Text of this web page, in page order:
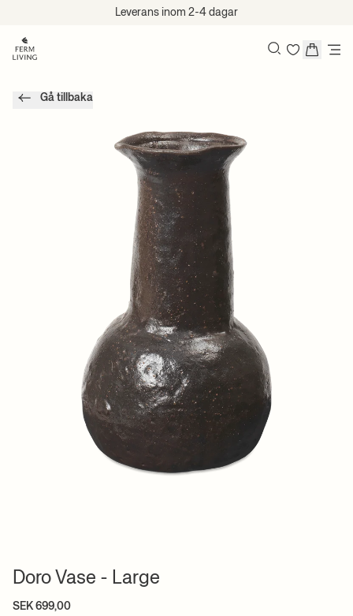
Leverans inom 2-4 dagar
Gå tillbaka
Doro Vase - Large
SEK 699,00